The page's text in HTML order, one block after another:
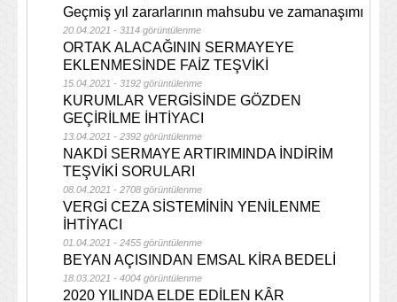
Geçmiş yıl zararlarının mahsubu ve zamanaşımı
20.04.2021 - 3114 görüntülenme
ORTAK ALACAĞININ SERMAYEYE
EKLENMESİNDE FAİZ TEŞVİKİ
15.04.2021 - 3192 görüntülenme
KURUMLAR VERGİSİNDE GÖZDEN
GEÇİRİLME İHTİYACI
13.04.2021 - 2392 görüntülenme
NAKDİ SERMAYE ARTIRIMINDA İNDİRİM
TEŞVİKİ SORULARI
08.04.2021 - 2708 görüntülenme
VERGİ CEZA SİSTEMİNİN YENİLENME
İHTİYACI
01.04.2021 - 2455 görüntülenme
BEYAN AÇISINDAN EMSAL KİRA BEDELİ
18.03.2021 - 4004 görüntülenme
2020 YILINDA ELDE EDİLEN KÂR